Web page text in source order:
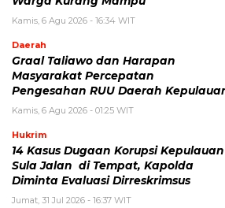
Kamis, 6 Agu 2026 - 16:34 WIT
Daerah
Graal Taliawo dan Harapan
Masyarakat Percepatan
Pengesahan RUU Daerah
Kamis, 6 Agu 2026 - 01:25 WIT
Hukrim
14 Kasus Dugaan Korupsi Kepulauan
Sula Jalan di Tempat, Kapolda
Diminta Evaluasi Dirreskrimsus
Jumat, 31 Jul 2026 - 16:37 WIT